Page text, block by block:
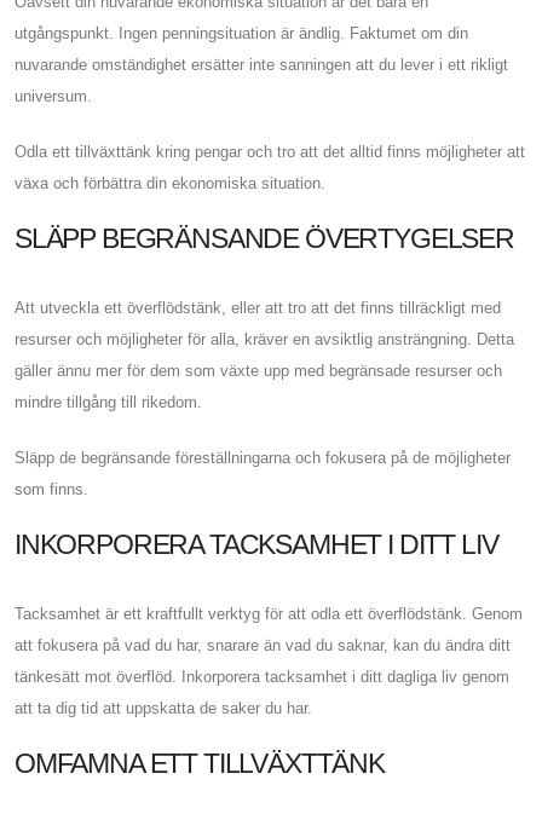
utgångspunkt. Ingen penningsituation är ändlig. Faktumet om din
nuvarande omständighet ersätter inte sanningen att du lever i ett rikligt
universum.
Odla ett tillväxttänk kring pengar och tro att det alltid finns möjligheter att
växa och förbättra din ekonomiska situation.
SLÄPP BEGRÄNSANDE ÖVERTYGELSER
Att utveckla ett överflödstänk, eller att tro att det finns tillräckligt med
resurser och möjligheter för alla, kräver en avsiktlig ansträngning. Detta
gäller ännu mer för dem som växte upp med begränsade resurser och
mindre tillgång till rikedom.
Släpp de begränsande föreställningarna och fokusera på de möjligheter
som finns.
INKORPORERA TACKSAMHET I DITT LIV
Tacksamhet är ett kraftfullt verktyg för att odla ett överflödstänk. Genom
att fokusera på vad du har, snarare än vad du saknar, kan du ändra ditt
tänkesätt mot överflöd. Inkorporera tacksamhet i ditt dagliga liv genom
att ta dig tid att uppskatta de saker du har.
OMFAMNA ETT TILLVÄXTTÄNK